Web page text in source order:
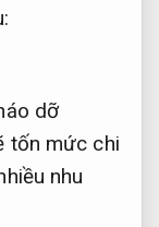
dỡ
tốn mức chi
nhu